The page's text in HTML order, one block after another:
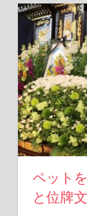
ペット
と位牌